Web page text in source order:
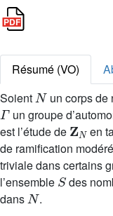
Résumé (VO)
Soient
un corps de
Γ
un groupe
est l’étude de
ZN
en
de ramification
triviale dans certains
l’ensemble
S
des
dans
N
.